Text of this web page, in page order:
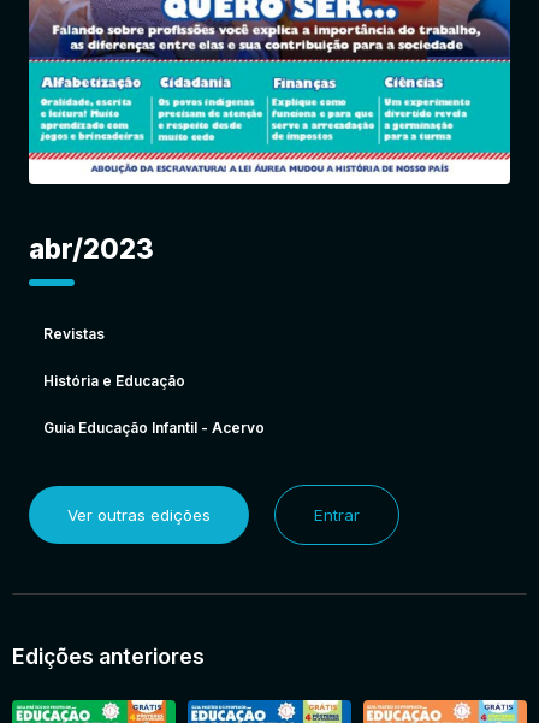
abr/2023
Revistas
História e Educação
Guia Educação Infantil - Acervo
Ver outras edições Entrar
Edições anteriores